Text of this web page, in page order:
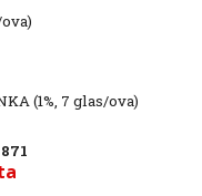
(1%, 7 glas/ova)
871